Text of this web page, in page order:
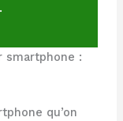
:
qu’on